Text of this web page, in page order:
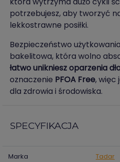
potrzebujesz, aby tworzyć
lekkostrawne posiłki.
Bezpieczeństwo
bakelitowa, która wolno
łatwo unikniesz oparzenia
oznaczenie PFOA Free, więc
dla zdrowia i środowiska.
SPECYFIKACJA
Marka Tadar